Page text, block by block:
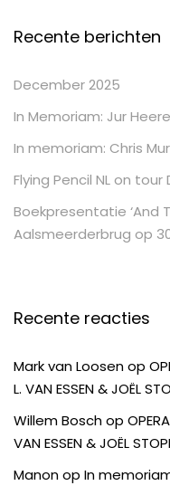
Recente berichten
December 2025
In Memoriam: Jur
In memoriam: Chris
Flying Pencil NL on
Boekpresentatie ‘And
Aalsmeerderbrug op
Recente reacties
Mark van Loosenop
L. VAN ESSEN & JOËL
Willem Boschop
VAN ESSEN & JOËL
Manonop In